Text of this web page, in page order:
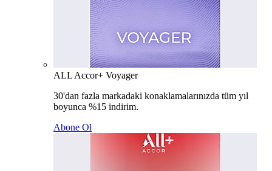
ALL Accor+ Voyager
30'dan fazla markadaki konaklamalarınızda tüm yıl
boyunca %15 indirim.
Abone Ol